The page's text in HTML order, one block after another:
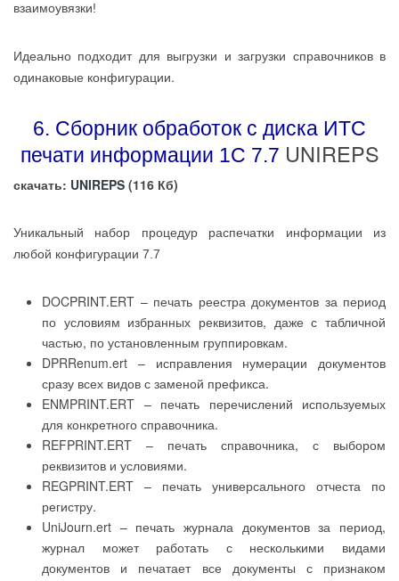
взаимоувязки!
Идеально подходит для выгрузки и загрузки справочников в
одинаковые конфигурации.
6. Сборник обработок с диска ИТС
печати информации 1С 7.7 UNIREPS
скачать: UNIREPS (116 Кб)
Уникальный набор процедур распечатки информации из
любой конфигурации 7.7
DOCPRINT.ERT – печать реестра документов за период
по условиям избранных реквизитов, даже с табличной
частью, по установленным группировкам.
DPRRenum.ert – исправления нумерации документов
сразу всех видов с заменой префикса.
ENMPRINT.ERT – печать перечислений используемых
для конкретного справочника.
REFPRINT.ERT – печать справочника, с выбором
реквизитов и условиями.
REGPRINT.ERT – печать универсального отчеста по
регистру.
UniJourn.ert – печать журнала документов за период,
журнал может работать с несколькими видами
документов и печатает все документы с признаком